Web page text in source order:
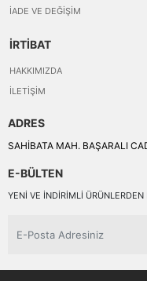
İADE VE DEĞIŞIM
İRTİBAT
HAKKIMIZDA
İLETIŞIM
ADRES
SAHİBATA MAH. BAŞARALI
E-BÜLTEN
YENI VE INDIRIMLI ÜRÜNLERDEN